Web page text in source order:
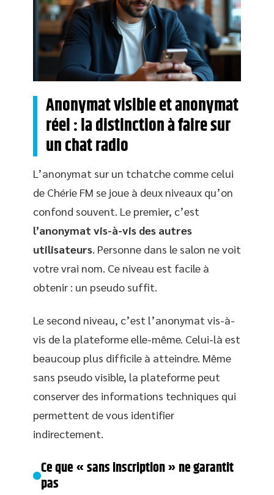
Anonymat visible et anonymat
réel : la distinction à faire sur
un chat radio
L’anonymat sur un tchatche comme celui
de Chérie FM se joue à deux niveaux qu’on
confond souvent. Le premier, c’est
l’anonymat vis-à-vis des autres
utilisateurs. Personne dans le salon ne voit
votre vrai nom. Ce niveau est facile à
obtenir : un pseudo suffit.
Le second niveau, c’est l’anonymat vis-à-
vis de la plateforme elle-même. Celui-là est
beaucoup plus difficile à atteindre. Même
sans pseudo visible, la plateforme peut
conserver des informations techniques qui
permettent de vous identifier
indirectement.
Ce que « sans inscription » ne garantit
pas